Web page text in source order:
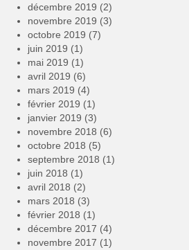
décembre 2019 (2)
novembre 2019 (3)
octobre 2019 (7)
juin 2019 (1)
mai 2019 (1)
avril 2019 (6)
mars 2019 (4)
février 2019 (1)
janvier 2019 (3)
novembre 2018 (6)
octobre 2018 (5)
septembre 2018 (1)
juin 2018 (1)
avril 2018 (2)
mars 2018 (3)
février 2018 (1)
décembre 2017 (4)
novembre 2017 (1)